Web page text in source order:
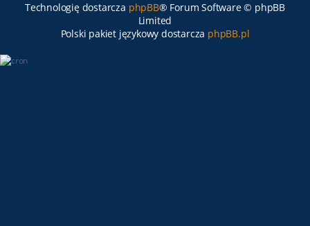
Technologię dostarcza phpBB® Forum Software © phpBB
Limited
Polski pakiet językowy dostarcza phpBB.pl